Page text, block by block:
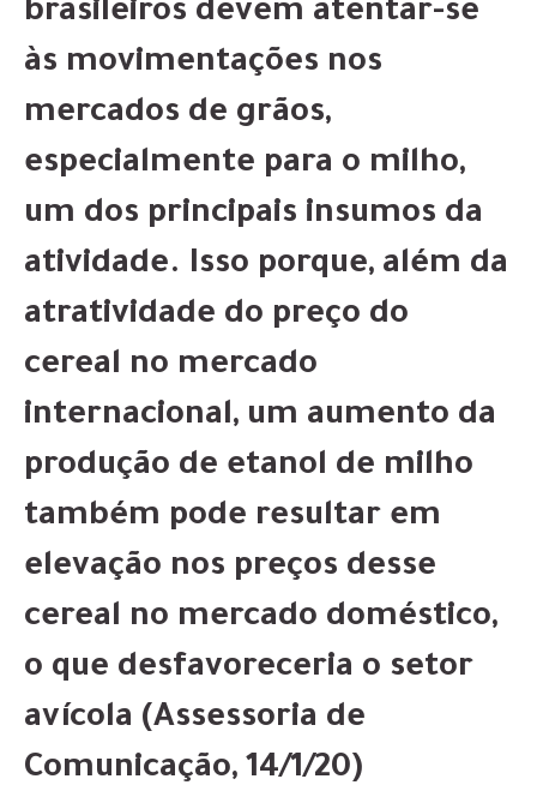
brasileiros devem atentar-se
às movimentações nos
mercados de grãos,
especialmente para o milho,
um dos principais insumos da
atividade. Isso porque, além da
atratividade do preço do
cereal no mercado
internacional, um aumento da
produção de etanol de milho
também pode resultar em
elevação nos preços desse
cereal no mercado doméstico,
o que desfavoreceria o setor
avícola (Assessoria de
Comunicação, 14/1/20)